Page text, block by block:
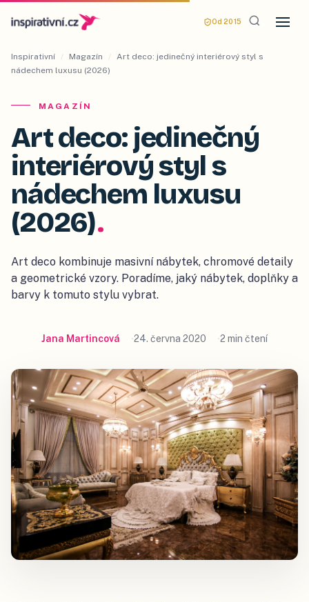
Od 2015
Inspirativní / Magazín / Art deco: jedinečný interiérový styl s
nádechem luxusu (2026)
MAGAZÍN
Art deco: jedinečný
interiérový styl s
nádechem luxusu
(2026).
Art deco kombinuje masivní nábytek, chromové detaily
a geometrické vzory. Poradíme, jaký nábytek, doplňky a
barvy k tomuto stylu vybrat.
Jana Martincová 24. června 2020 2 min čtení